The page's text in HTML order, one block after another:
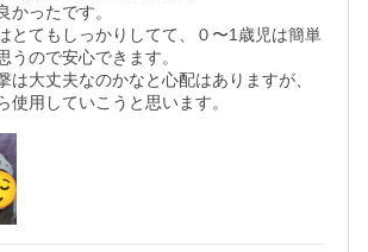
かったです。
とてもしっかりしてて、０〜1歳児は簡単
うので安心できます。
は大丈夫なのかなと心配はありますが、
使用していこうと思います。